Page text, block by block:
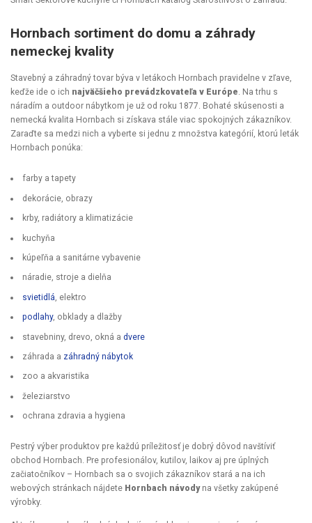
Hornbach sortiment do domu a záhrady
nemeckej kvality
Stavebný a záhradný tovar býva v letákoch Hornbach pravidelne v zľave,
keďže ide o ich najväčšieho prevádzkovateľa v Európe. Na trhu s
náradím a outdoor nábytkom je už od roku 1877. Bohaté skúsenosti a
nemecká kvalita Hornbach si získava stále viac spokojných zákazníkov.
Zaraďte sa medzi nich a vyberte si jednu z množstva kategórií, ktorú leták
Hornbach ponúka:
farby a tapety
dekorácie, obrazy
krby, radiátory a klimatizácie
kuchyňa
kúpeľňa a sanitárne vybavenie
náradie, stroje a dielňa
svietidlá , elektro
podlahy, obklady a dlažby
stavebniny, drevo, okná advere
záhrada a záhradný nábytok
zoo a akvaristika
železiarstvo
ochrana zdravia a hygiena
Pestrý výber produktov pre každú príležitosť je dobrý dôvod navštíviť
obchod Hornbach. Pre profesionálov, kutilov, laikov aj pre úplných
začiatočníkov – Hornbach sa o svojich zákazníkov stará a na ich
webových stránkach nájdete Hornbach návodyna všetky zakúpené
výrobky.